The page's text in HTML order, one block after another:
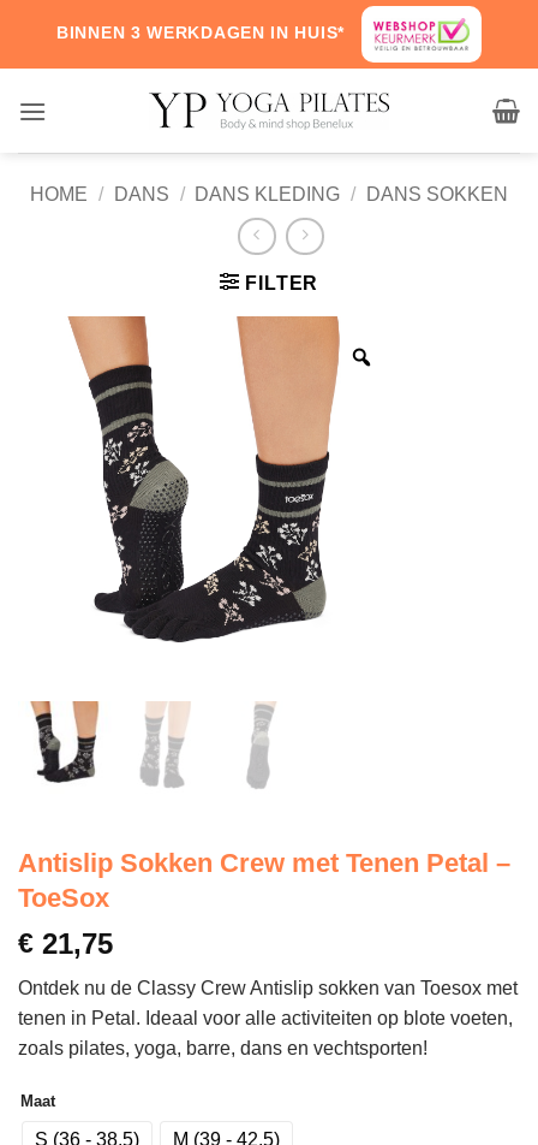
content
BINNEN 3 WERKDAGEN IN HUIS*
HOME / DANS / DANS KLEDING / DANS SOKKEN
FILTER
Antislip Sokken Crew met Tenen Petal –
ToeSox
€ 21,75
Ontdek nu de Classy Crew Antislip sokken van Toesox met
tenen in Petal. Ideaal voor alle activiteiten op blote voeten,
zoals pilates, yoga, barre, dans en vechtsporten!
Maat
S (36 - 38,5) M (39 - 42,5)